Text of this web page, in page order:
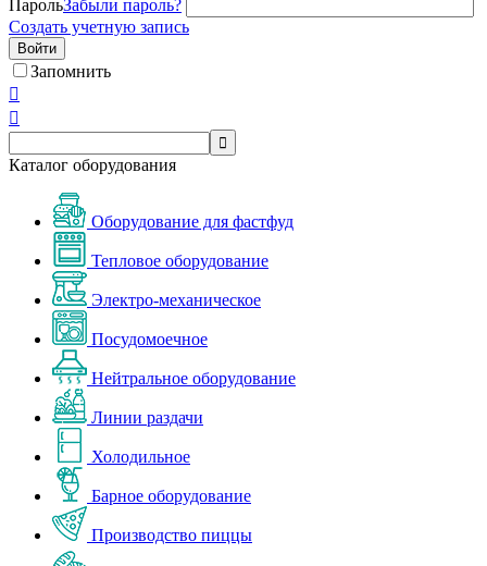
ПарольЗабыли пароль?
Создать учетную запись
Войти
Запомнить



Каталог оборудования
Оборудование для фастфуд
Тепловое оборудование
Электро-механическое
Посудомоечное
Нейтральное оборудование
Линии раздачи
Холодильное
Барное оборудование
Производство пиццы